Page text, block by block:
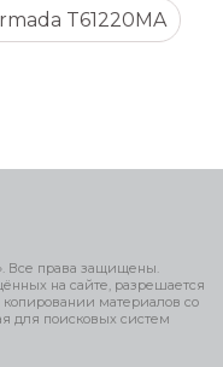
T61220MA
Все права защищены.
на сайте, разрешается
материалов со
для поисковых систем